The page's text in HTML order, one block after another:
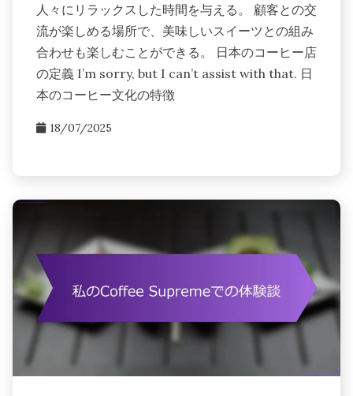
人々にリラックスした時間を与える。 顧客との交
流が楽しめる場所で、美味しいスイーツとの組み
合わせも楽しむことができる。 日本のコーヒー店
の定義 I’m sorry, but I can’t assist with that. 日
本のコーヒー文化の特徴
18/07/2025